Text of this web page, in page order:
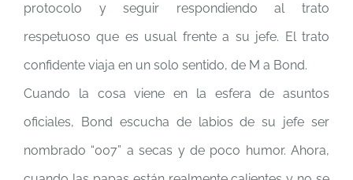
protocolo y seguir respondiendo al trato
respetuoso que es usual frente a su jefe. El trato
confidente viaja en un solo sentido, de M a Bond.
Cuando la cosa viene en la esfera de asuntos
oficiales, Bond escucha de labios de su jefe ser
nombrado “007” a secas y de poco humor. Ahora,